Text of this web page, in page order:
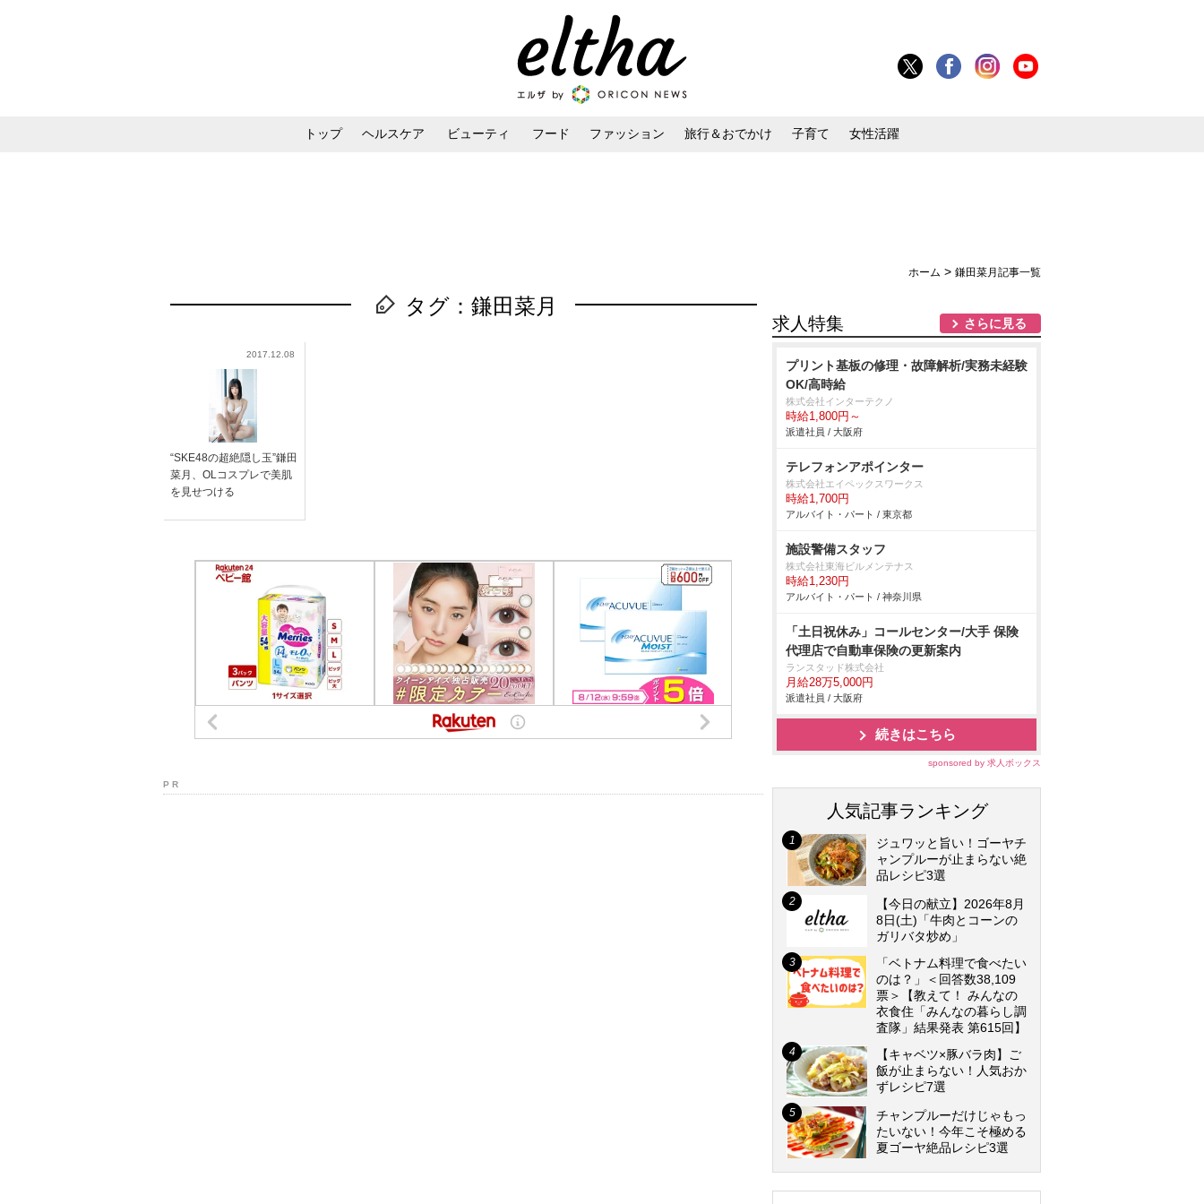
トップ ヘルスケア ビューティ フード ファッション 旅行＆おでかけ 子育て 女性活躍
ホーム > 鎌田菜月記事一覧
タグ：鎌田菜月
2017.12.08
“SKE48の超絶隠し玉”鎌田
菜月、OLコスプレで美肌
を見せつける
P R
求人特集 さらに見る
プリント基板の修理・故障解析/実務未経験
OK/高時給
株式会社インターテクノ
時給1,800円～
派遣社員 / 大阪府
テレフォンアポインター
株式会社エイペックスワークス
時給1,700円
アルバイト・パート / 東京都
施設警備スタッフ
株式会社東海ビルメンテナス
時給1,230円
アルバイト・パート / 神奈川県
「土日祝休み」コールセンター/大手 保険
代理店で自動車保険の更新案内
ランスタッド株式会社
月給28万5,000円
派遣社員 / 大阪府
続きはこちら
sponsored by 求人ボックス
人気記事ランキング
ジュワッと旨い！ゴーヤチ
ャンプルーが止まらない絶
品レシピ3選
【今日の献立】2026年8月
8日(土)「牛肉とコーンの
ガリバタ炒め」
「ベトナム料理で食べたい
のは？」＜回答数38,109
票＞【教えて！ みんなの
衣食住「みんなの暮らし調
査隊」結果発表 第615回】
【キャベツ×豚バラ肉】ご
飯が止まらない！人気おか
ずレシピ7選
チャンプルーだけじゃもっ
たいない！今年こそ極める
夏ゴーヤ絶品レシピ3選